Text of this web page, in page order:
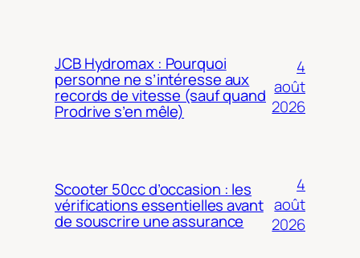
JCB Hydromax : Pourquoi
personne ne s’intéresse aux
records de vitesse (sauf quand
Prodrive s’en mêle)
4
août
2026
Scooter 50cc d’occasion : les
vérifications essentielles avant
de souscrire une assurance
4
août
2026